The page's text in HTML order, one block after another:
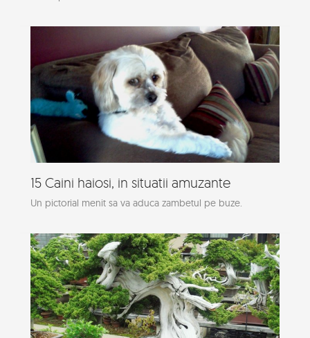
15 Caini haiosi, in situatii amuzante
Un pictorial menit sa va aduca zambetul pe buze.